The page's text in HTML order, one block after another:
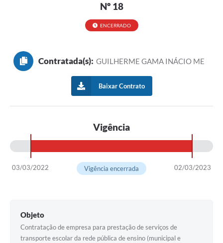
Tributação
Plano de Contratações Anual
Portal da Privacidade
PNAB (Política Nacional Aldir Blanc)
Contato
Nº 18
ENCERRADO
Contratada(s): GUILHERME GAMA INÁCIO ME
Baixar Contrato
Vigência
03/03/2022 02/03/2023
Vigência encerrada
Objeto
Contratação de empresa para prestação de serviços de
transporte escolar da rede pública de ensino (municipal e